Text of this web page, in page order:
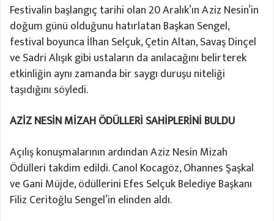
Festivalin başlangıç tarihi olan 20 Aralık’ın Aziz Nesin’in
doğum günü olduğunu hatırlatan Başkan Sengel,
festival boyunca İlhan Selçuk, Çetin Altan, Savaş Dinçel
ve Sadri Alışık gibi ustaların da anılacağını belirterek
etkinliğin aynı zamanda bir saygı duruşu niteliği
taşıdığını söyledi.
AZİZ NESİN MİZAH ÖDÜLLERİ SAHİPLERİNİ BULDU
Açılış konuşmalarının ardından Aziz Nesin Mizah
Ödülleri takdim edildi. Canol Kocagöz, Ohannes Şaşkal
ve Gani Müjde, ödüllerini Efes Selçuk Belediye Başkanı
Filiz Ceritoğlu Sengel’in elinden aldı.